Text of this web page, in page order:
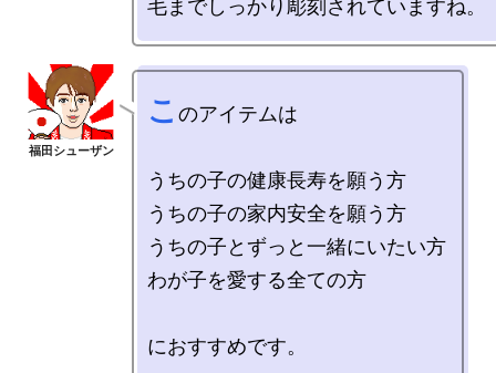
こ のアイテムは
うちの子の健康長寿を願う方
うちの子の家内安全を願う方
うちの子とずっと一緒にいたい方
わが子を愛する全ての方